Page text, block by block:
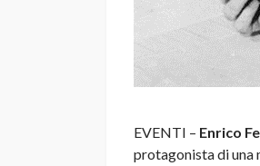
EVENTI – Enrico
protagonista di una